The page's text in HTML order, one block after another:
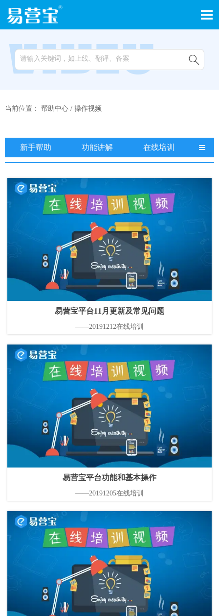


当前位置： 帮助中心 / 操作视频
新手帮助 功能讲解 在线培训 
易营宝平台11月更新及常见问题
——20191212在线培训
易营宝平台功能和基本操作
——20191205在线培训